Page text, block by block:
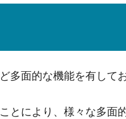
多面的な機能を有して
とにより、様々な多面